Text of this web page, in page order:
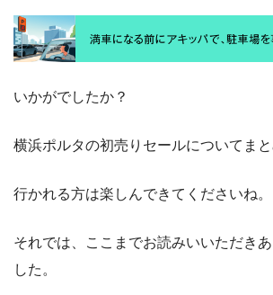
いかがでしたか？
横浜ポルタの初売りセールについてまと
行かれる方は楽しんできてくださいね。
それでは、ここまでお読みいいただき
した。